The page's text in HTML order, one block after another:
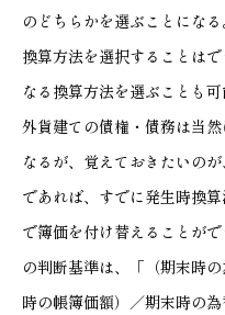
のどちらかを選ぶことにな
換算方法を選択することは
なる換算方法を選ぶことも可
外貨建ての債権・債務は当
なるが、覚えておきたいの
であれば、すでに発生時換
で簿価を付け替えることが
の判断基準は、「（期末時
時の帳簿価額）／期末時の